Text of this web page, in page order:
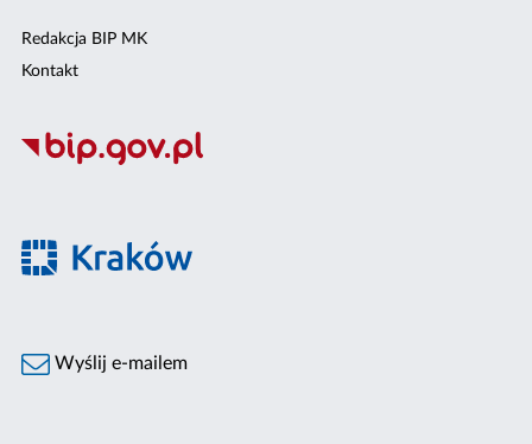
Redakcja BIP MK
Kontakt
Wyślij e-mailem